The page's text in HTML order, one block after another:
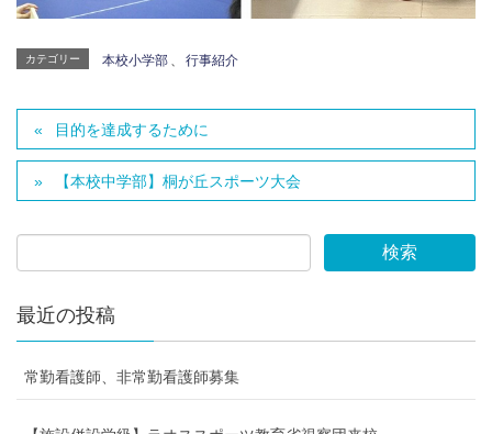
カテゴリー 本校小学部 、 行事紹介
目的を達成するために
【本校中学部】桐が丘スポーツ大会
最近の投稿
常勤看護師、非常勤看護師募集